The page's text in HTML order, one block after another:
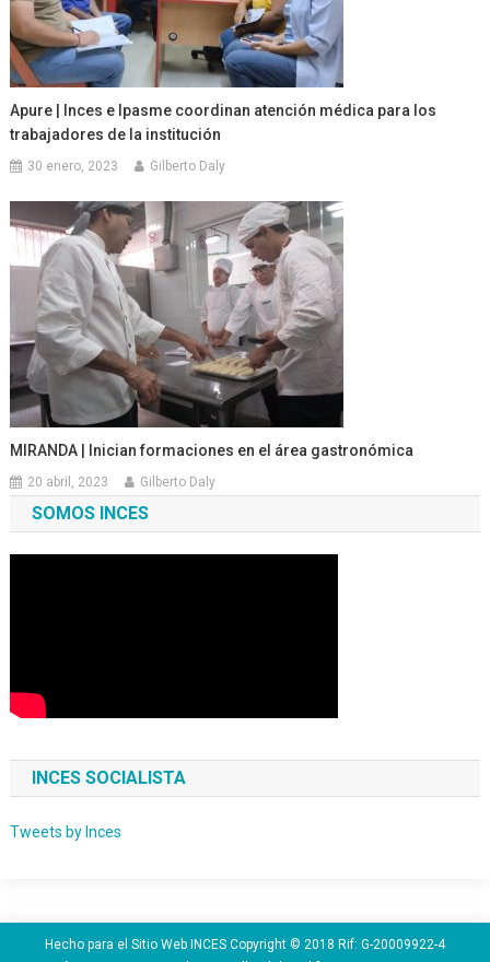
Apure | Inces e Ipasme coordinan atención médica para los
trabajadores de la institución
30 enero, 2023 Gilberto Daly
MIRANDA | Inician formaciones en el área gastronómica
20 abril, 2023 Gilberto Daly
SOMOS INCES
INCES SOCIALISTA
Tweets by Inces
Hecho para el Sitio Web INCES Copyright © 2018 Rif: G-20009922-4